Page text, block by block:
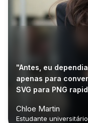
"Antes, eu
apenas para
SVG para PNG
Chloe Martin
Estudante universitário